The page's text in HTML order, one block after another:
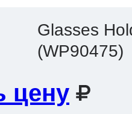
Glasses
(WP90475)
цену